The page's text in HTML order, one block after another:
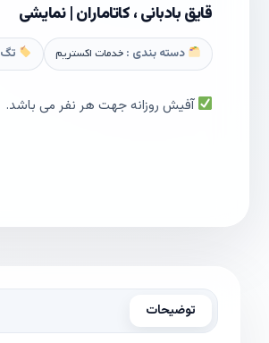
قایق بادبانی ، کاتاماران | نمایشی
دسته بندی :خدمات اکستریم تگ
آفیش روزانه جهت هر نفر می باشد.
توضیحات